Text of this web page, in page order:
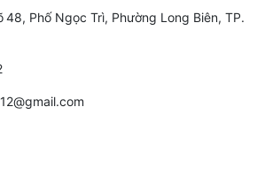
48, Phố Ngọc Trì, Phường Long Biên, TP.